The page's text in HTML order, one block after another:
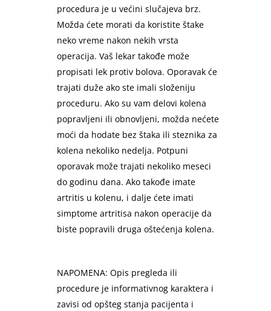
procedura je u većini slučajeva brz.
Možda ćete morati da koristite štake
neko vreme nakon nekih vrsta
operacija. Vaš lekar takođe može
propisati lek protiv bolova. Oporavak će
trajati duže ako ste imali složeniju
proceduru. Ako su vam delovi kolena
popravljeni ili obnovljeni, možda nećete
moći da hodate bez štaka ili steznika za
kolena nekoliko nedelja. Potpuni
oporavak može trajati nekoliko meseci
do godinu dana. Ako takođe imate
artritis u kolenu, i dalje ćete imati
simptome artritisa nakon operacije da
biste popravili druga oštećenja kolena.
NAPOMENA: Opis pregleda ili
procedure je informativnog karaktera i
zavisi od opšteg stanja pacijenta i